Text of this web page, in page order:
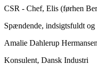
CSR - Chef, Elis (førhen
Spændende, indsigtsfuldt og
Amalie Dahlerup Hermansen
Konsulent, Dansk Industri